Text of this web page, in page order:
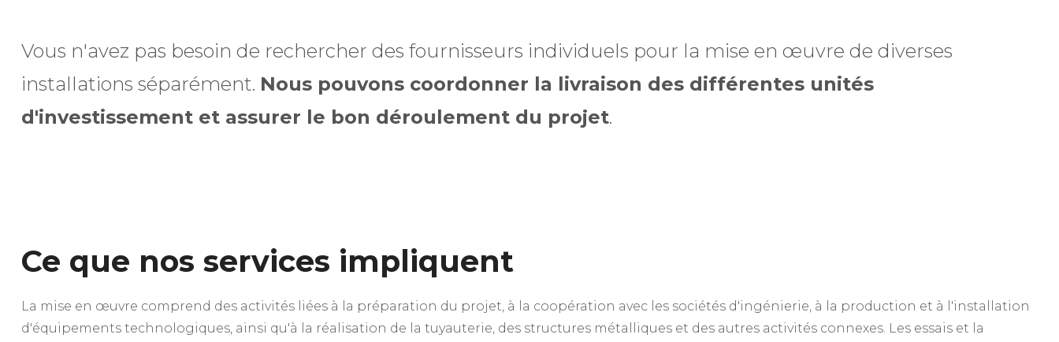
Vous n'avez pas besoin de rechercher des fournisseurs individuels pour la mise en œuvre de diverses
installations séparément. Nous pouvons coordonner la livraison des différentes unités
d'investissement et assurer le bon déroulement du projet.
Ce que nos services impliquent
La mise en œuvre comprend des activités liées à la préparation du projet, à la coopération avec les sociétés d'ingénierie, à la production et à l'installation
d'équipements technologiques, ainsi qu'à la réalisation de la tuyauterie, des structures métalliques et des autres activités connexes. Les essais et la